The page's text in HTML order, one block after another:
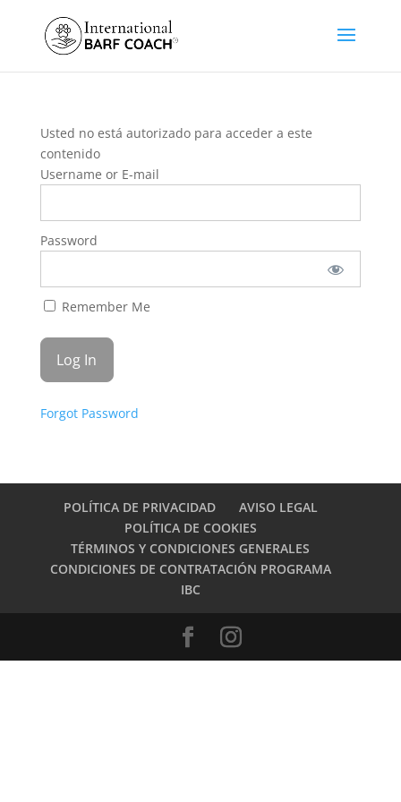
Usted no está autorizado para acceder a este
contenido
Username or E-mail
Password
Remember Me
Forgot Password
POLÍTICA DE PRIVACIDAD
AVISO LEGAL
POLÍTICA DE COOKIES
TÉRMINOS Y CONDICIONES GENERALES
CONDICIONES DE CONTRATACIÓN PROGRAMA
IBC